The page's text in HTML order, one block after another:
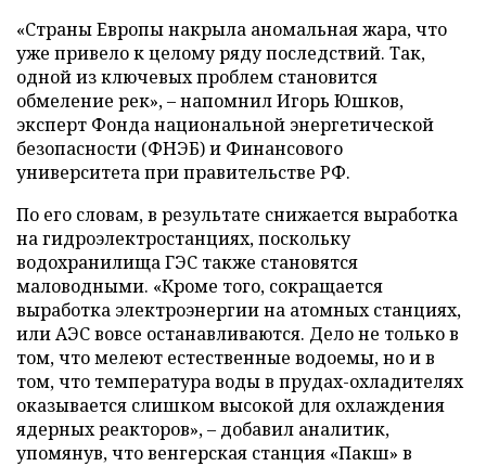
«Страны Европы накрыла аномальная жара, что
уже привело к целому ряду последствий. Так,
одной из ключевых проблем становится
обмеление рек», – напомнил Игорь Юшков,
эксперт Фонда национальной энергетической
безопасности (ФНЭБ) и Финансового
университета при правительстве РФ.
По его словам, в результате снижается выработка
на гидроэлектростанциях, поскольку
водохранилища ГЭС также становятся
маловодными. «Кроме того, сокращается
выработка электроэнергии на атомных станциях,
или АЭС вовсе останавливаются. Дело не только в
том, что мелеют естественные водоемы, но и в
том, что температура воды в прудах-охладителях
оказывается слишком высокой для охлаждения
ядерных реакторов», – добавил аналитик,
упомянув, что венгерская станция «Пакш» в